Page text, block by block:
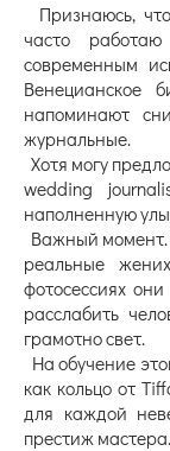
Признаюсь,
часто
современным
Венецианское
напоминают
журнальные.
Хотя могу
wedding
наполненную
Важный момент.
реальные
фотосессиях
расслабить
грамотно свет.
На обучение
как кольцо от
для каждой
престиж мастера.